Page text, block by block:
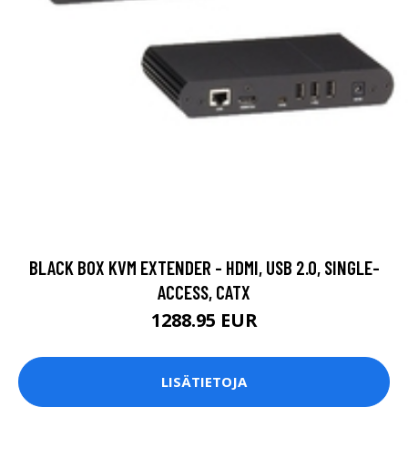
BLACK BOX KVM EXTENDER - HDMI, USB 2.0, SINGLE-
ACCESS, CATX
1288.95 EUR
LISÄTIETOJA